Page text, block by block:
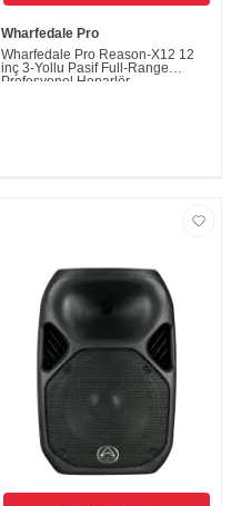
Wharfedale Pro
Wharfedale Pro Reason-X12 12
inç 3-Yollu Pasif Full-Range
Profesyonel Hoparlör